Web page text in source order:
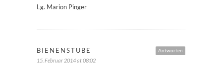
Lg. Marion Pinger
Antworten
BIENENSTUBE
15. Februar 2014 at 08:02